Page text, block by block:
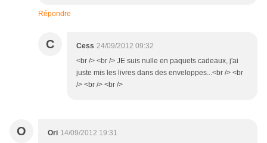
Répondre
C Cess 24/09/2012 09:32
<br /> <br /> JE suis nulle en paquets cadeaux, j'ai
juste mis les livres dans des enveloppes...<br /> <br
/> <br /> <br />
O Ori 14/09/2012 19:31